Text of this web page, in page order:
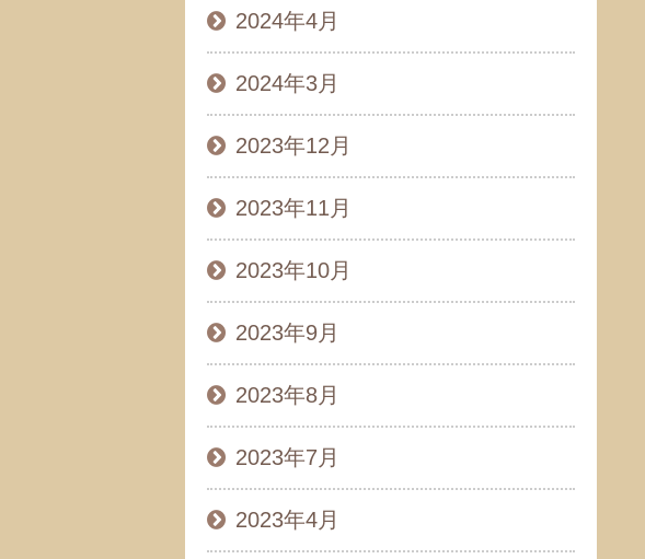
2024年4月
2024年3月
2023年12月
2023年11月
2023年10月
2023年9月
2023年8月
2023年7月
2023年4月